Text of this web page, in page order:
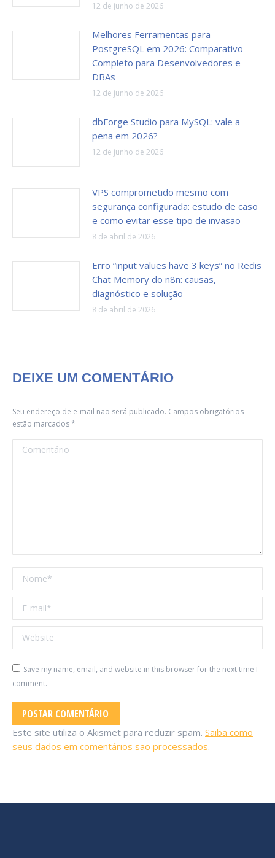
12 de junho de 2026
Melhores Ferramentas para
PostgreSQL em 2026: Comparativo
Completo para Desenvolvedores e
DBAs
12 de junho de 2026
dbForge Studio para MySQL: vale a
pena em 2026?
12 de junho de 2026
VPS comprometido mesmo com
segurança configurada: estudo de caso
e como evitar esse tipo de invasão
8 de abril de 2026
Erro “input values have 3 keys” no Redis
Chat Memory do n8n: causas,
diagnóstico e solução
8 de abril de 2026
DEIXE UM COMENTÁRIO
Seu endereço de e-mail não será publicado. Campos obrigatórios
estão marcados*
Comentário
Nome *
E-mail *
Website
Save my name, email, and website in this browser for the next time I
comment.
POSTAR COMENTÁRIO
Este site utiliza o Akismet para reduzir spam. Saiba como
seus dados em comentários são processados.